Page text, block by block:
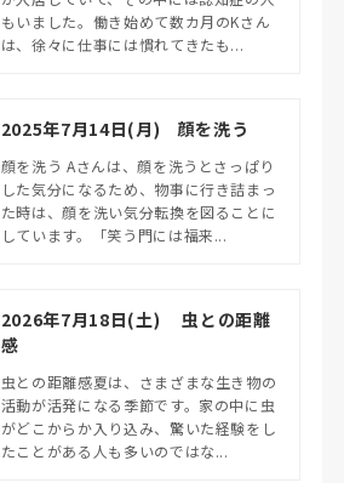
もいました。働き始めて数カ月のKさん
は、徐々に仕事には慣れてきたも...
2025年7月14日(月) 顔を洗う
顔を洗う Aさんは、顔を洗うとさっぱり
した気分になるため、物事に行き詰まっ
た時は、顔を洗い気分転換を図ることに
しています。「笑う門には福来...
2026年7月18日(土) 虫との距離
感
虫との距離感夏は、さまざまな生き物の
活動が活発になる季節です。家の中に虫
がどこからか入り込み、驚いた経験をし
たことがある人も多いのではな...